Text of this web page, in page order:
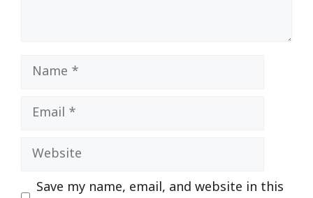
Name
Email
Website
Save my name, email, and website in this